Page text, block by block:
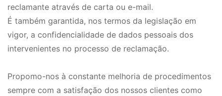
reclamante através de carta ou e-mail.
É também garantida, nos termos da legislação em
vigor, a confidencialidade de dados pessoais dos
intervenientes no processo de reclamação.
Propomo-nos à constante melhoria de procedimentos
sempre com a satisfação dos nossos clientes como